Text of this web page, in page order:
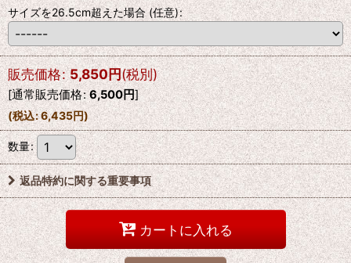
サイズを26.5cm超えた場合(任意):
販売価格: 5,850円(税別)
[通常販売価格: 6,500円]
(税込:6,435円)
数量:
返品特約に関する重要事項
カートに入れる